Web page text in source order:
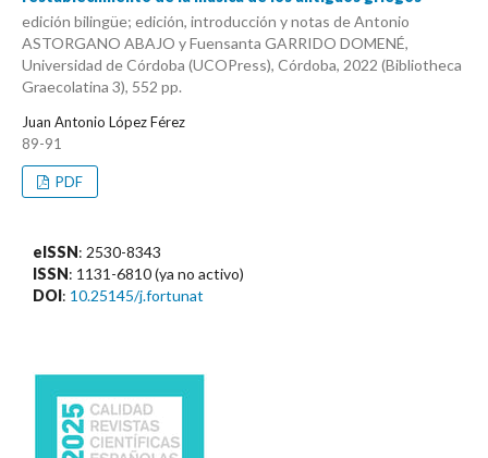
edición bilingüe; edición, introducción y notas de Antonio
ASTORGANO ABAJO y Fuensanta GARRIDO DOMENÉ,
Universidad de Córdoba (UCOPress), Córdoba, 2022 (Bibliotheca
Graecolatina 3), 552 pp.
Juan Antonio López Férez
89-91
PDF
eISSN : 2530-8343
ISSN : 1131-6810 (ya no activo)
DOI : 10.25145/j.fortunat